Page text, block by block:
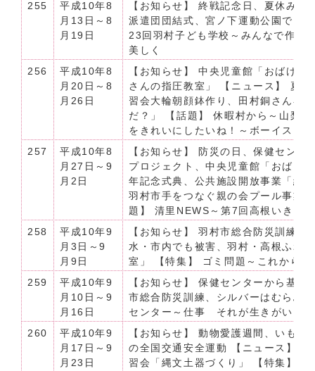
255
平成10年8
月13日～8
月19日
【お知らせ】 終戦記念日、夏休み
派遣団団結式、宮ノ下運動公園でゴ
23回羽村子ども学校～みんなで作
美しく
256
平成10年8
月20日～8
月26日
【お知らせ】 中央児童館「おばけ
さんの指圧教室」 【ニュース】 夏
習会大輪朝顔鉢作り、田村銅さん宅
だ？」 【話題】 休暇村から～山梨
をきれいにしたいね！～ボーイスカ
257
平成10年8
月27日～9
月2日
【お知らせ】 防災の日、保健セン
プロジェクト、中央児童館「おばけ
年記念式典、公共施設開放事業「緑
羽村市手をつなぐ親の会プール事業
題】 清里NEWS～第7回高根いきい
258
平成10年9
月3日～9
月9日
【お知らせ】 羽村市総合防災訓練
水・市内でも被害、羽村・高根ふれ
室」 【特集】 ゴミ問題～これから
259
平成10年9
月10日～9
月16日
【お知らせ】 保健センターから基
市総合防災訓練、シルバーはむらふ
センター～仕事 それが生きがい～
260
平成10年9
月17日～9
月23日
【お知らせ】 動物愛護週間、いも
の全国交通安全運動 【ニュース】
習会「縄文土器づくり」 【特集】